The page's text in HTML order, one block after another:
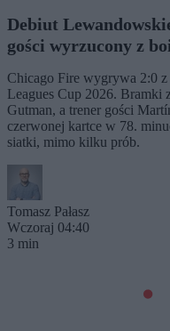
Debiut
gości wyrzucony z
Chicago Fire wygrywa 2:0
Leagues Cup 2026. Bramki
Gutman, a trener gości
czerwonej kartce w 78.
siatki, mimo kilku prób.
Tomasz Pałasz
Wczoraj 04:40
3 min